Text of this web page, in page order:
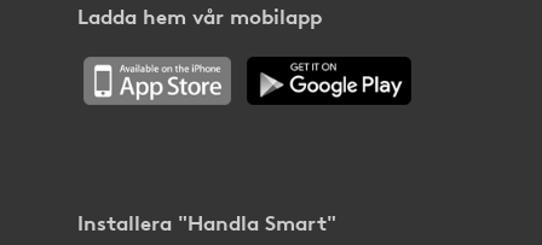
Ladda hem vår mobilapp
Installera "Handla Smart"